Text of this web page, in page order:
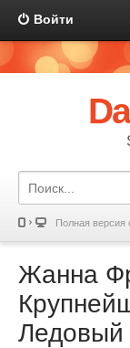
Войти
Полная версия
Жанна
Ледовый